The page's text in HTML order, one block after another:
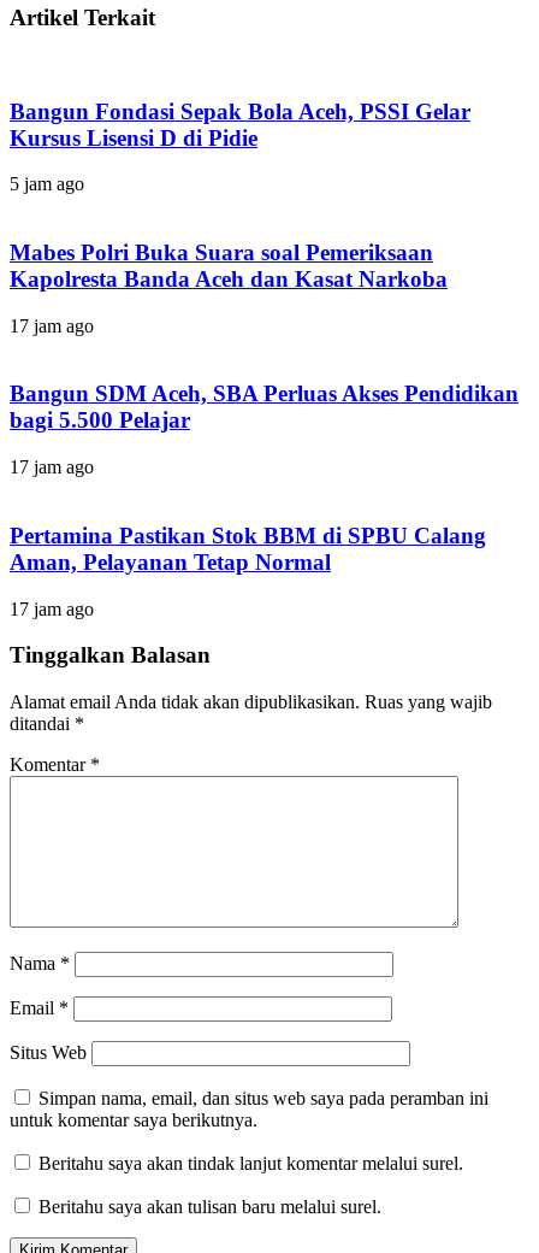
Artikel Terkait
Bangun Fondasi Sepak Bola Aceh, PSSI Gelar
Kursus Lisensi D di Pidie
5 jam ago
Mabes Polri Buka Suara soal Pemeriksaan
Kapolresta Banda Aceh dan Kasat Narkoba
17 jam ago
Bangun SDM Aceh, SBA Perluas Akses Pendidikan
bagi 5.500 Pelajar
17 jam ago
Pertamina Pastikan Stok BBM di SPBU Calang
Aman, Pelayanan Tetap Normal
17 jam ago
Tinggalkan Balasan
Alamat email Anda tidak akan dipublikasikan. Ruas yang wajib
ditandai *
Komentar *
Nama *
Email *
Situs Web
Simpan nama, email, dan situs web saya pada peramban ini
untuk komentar saya berikutnya.
Beritahu saya akan tindak lanjut komentar melalui surel.
Beritahu saya akan tulisan baru melalui surel.